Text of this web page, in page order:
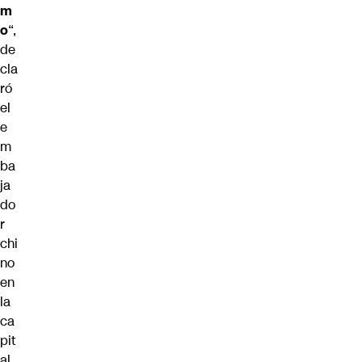
m
o“,
de
cla
ró
el
e
m
ba
ja
do
r
chi
no
en
la
ca
pit